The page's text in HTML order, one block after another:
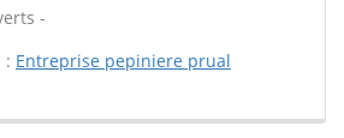
-
: Entreprise pepiniere prual